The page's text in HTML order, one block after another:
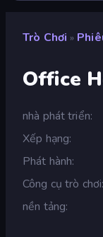
Trò Chơi »
Office
nhà phát triển
Xếp hạng
Phát hành
Công cụ trò chơi
nền tảng